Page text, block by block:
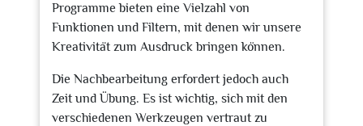
Programme bieten eine Vielzahl von
Funktionen und Filtern, mit denen wir unsere
Kreativität zum Ausdruck bringen können.
Die Nachbearbeitung erfordert jedoch auch
Zeit und Übung. Es ist wichtig, sich mit den
verschiedenen Werkzeugen vertraut zu